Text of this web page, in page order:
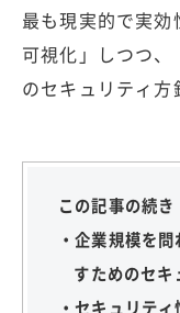
最も現実的で実
可視化」しつつ
のセキュリティ方
この記事の続
・企業規模を
すためのセ
・セキュリテ